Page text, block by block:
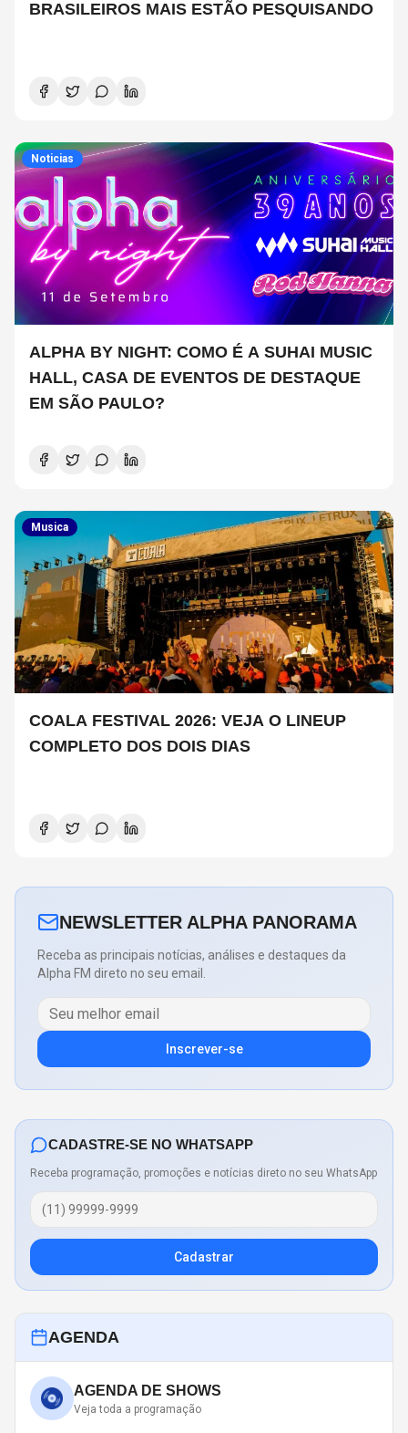
BRASILEIROS MAIS ESTÃO PESQUISANDO
Noticias
ALPHA BY NIGHT: COMO É A SUHAI MUSIC
HALL, CASA DE EVENTOS DE DESTAQUE
EM SÃO PAULO?
Musica
COALA FESTIVAL 2026: VEJA O LINEUP
COMPLETO DOS DOIS DIAS
NEWSLETTER ALPHA PANORAMA
Receba as principais notícias, análises e destaques da
Alpha FM direto no seu email.
Inscrever-se
CADASTRE-SE NO WHATSAPP
Receba programação, promoções e notícias direto no seu WhatsApp
Cadastrar
AGENDA
AGENDA DE SHOWS
Veja toda a programação